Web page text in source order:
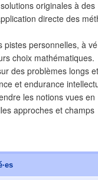
originales à des
directe des
pistes personnelles, à
choix mathématiques.
des problèmes longs et
et endurance
les notions vues en
approches et champs